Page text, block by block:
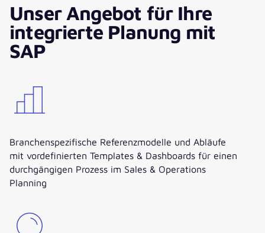
Unser Angebot für Ihre
integrierte Planung mit
SAP
Branchenspezifische Referenzmodelle und Abläufe
mit vordefinierten Templates & Dashboards für einen
durchgängigen Prozess im Sales & Operations
Planning